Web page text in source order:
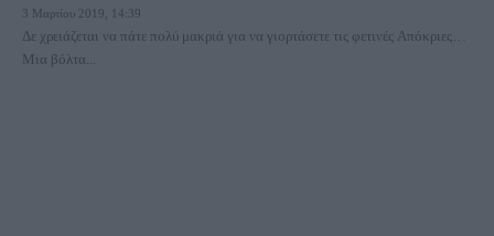
3 Μαρτίου 2019, 14:39
Δε χρειάζεται να πάτε πολύ μακριά για να γιορτάσετε τις φετινές Απόκριες…
Μια βόλτα...